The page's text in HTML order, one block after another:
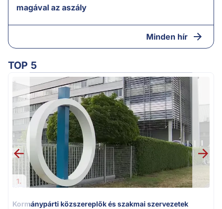
magával az aszály
Minden hír
TOP 5
1.
Kormánypárti közszereplők és szakmai szervezetek